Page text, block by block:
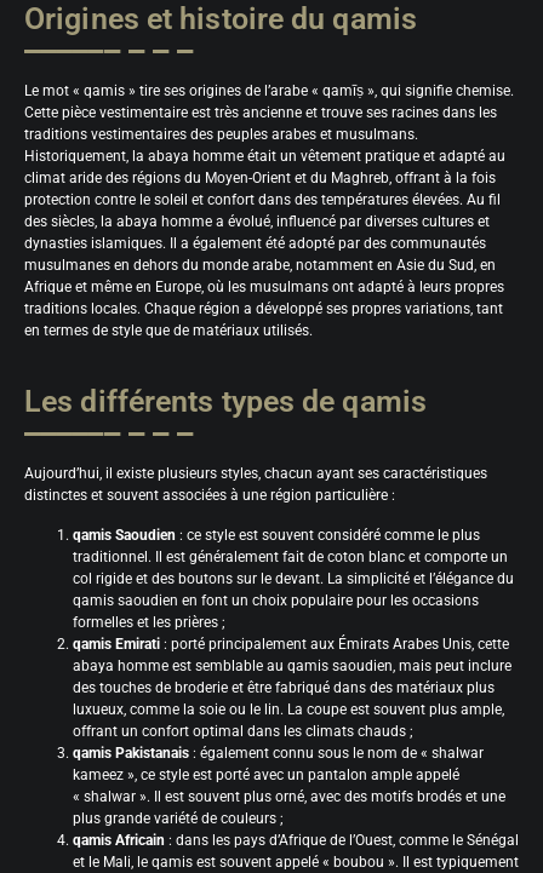
Origines et histoire du qamis
Le mot « qamis » tire ses origines de l’arabe « qamīṣ », qui signifie chemise.
Cette pièce vestimentaire est très ancienne et trouve ses racines dans les
traditions vestimentaires des peuples arabes et musulmans.
Historiquement, la abaya homme était un vêtement pratique et adapté au
climat aride des régions du Moyen-Orient et du Maghreb, offrant à la fois
protection contre le soleil et confort dans des températures élevées. Au fil
des siècles, la abaya homme a évolué, influencé par diverses cultures et
dynasties islamiques. Il a également été adopté par des communautés
musulmanes en dehors du monde arabe, notamment en Asie du Sud, en
Afrique et même en Europe, où les musulmans ont adapté à leurs propres
traditions locales. Chaque région a développé ses propres variations, tant
en termes de style que de matériaux utilisés.
Les différents types de qamis
Aujourd’hui, il existe plusieurs styles, chacun ayant ses caractéristiques
distinctes et souvent associées à une région particulière :
qamis Saoudien : ce style est souvent considéré comme le plus
traditionnel. Il est généralement fait de coton blanc et comporte un
col rigide et des boutons sur le devant. La simplicité et l’élégance du
qamis saoudien en font un choix populaire pour les occasions
formelles et les prières ;
qamis Emirati : porté principalement aux Émirats Arabes Unis, cette
abaya homme est semblable au qamis saoudien, mais peut inclure
des touches de broderie et être fabriqué dans des matériaux plus
luxueux, comme la soie ou le lin. La coupe est souvent plus ample,
offrant un confort optimal dans les climats chauds ;
qamis Pakistanais : également connu sous le nom de « shalwar
kameez », ce style est porté avec un pantalon ample appelé
« shalwar ». Il est souvent plus orné, avec des motifs brodés et une
plus grande variété de couleurs ;
qamis Africain : dans les pays d’Afrique de l’Ouest, comme le Sénégal
et le Mali, le qamis est souvent appelé « boubou ». Il est typiquement